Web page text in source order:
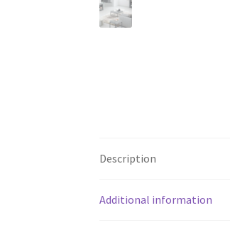
Description
Additional information